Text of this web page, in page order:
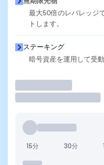
最大50倍のレバレッジ
トします。
ステーキング
暗号資産を運用して受
15分 30分